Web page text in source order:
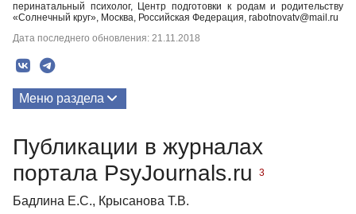
перинатальный психолог, Центр подготовки к родам и родительству
«Солнечный круг», Москва, Российская Федерация, rabotnovatv@mail.ru
Дата последнего обновления: 21.11.2018
Меню раздела
Публикации в журналах
портала PsyJournals.ru
3
Бадлина Е.С., Крысанова Т.В.